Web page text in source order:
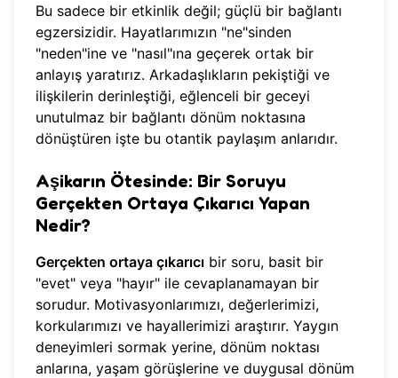
Bu sadece bir etkinlik değil; güçlü bir bağlantı
egzersizidir. Hayatlarımızın "ne"sinden
"neden"ine ve "nasıl"ına geçerek ortak bir
anlayış yaratırız. Arkadaşlıkların pekiştiği ve
ilişkilerin derinleştiği, eğlenceli bir geceyi
unutulmaz bir bağlantı dönüm noktasına
dönüştüren işte bu otantik paylaşım anlarıdır.
Aşikarın Ötesinde: Bir Soruyu
Gerçekten Ortaya Çıkarıcı Yapan
Nedir?
Gerçekten ortaya çıkarıcı bir soru, basit bir
"evet" veya "hayır" ile cevaplanamayan bir
sorudur. Motivasyonlarımızı, değerlerimizi,
korkularımızı ve hayallerimizi araştırır. Yaygın
deneyimleri sormak yerine, dönüm noktası
anlarına, yaşam görüşlerine ve duygusal dönüm